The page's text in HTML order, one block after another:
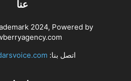
عنا
2024, Powered by
اتصل بنا: